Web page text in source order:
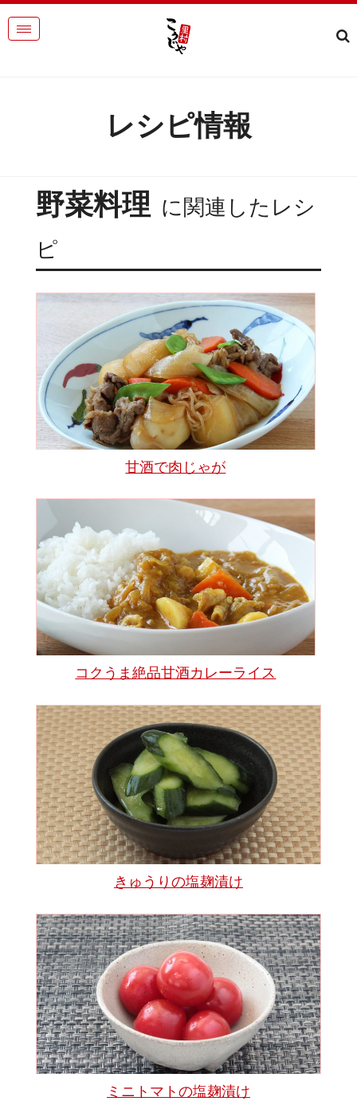
レシピ情報
野菜料理 に関連したレシ
ピ
甘酒で肉じゃが
コクうま絶品甘酒カレーライス
きゅうりの塩麹漬け
ミニトマトの塩麹漬け